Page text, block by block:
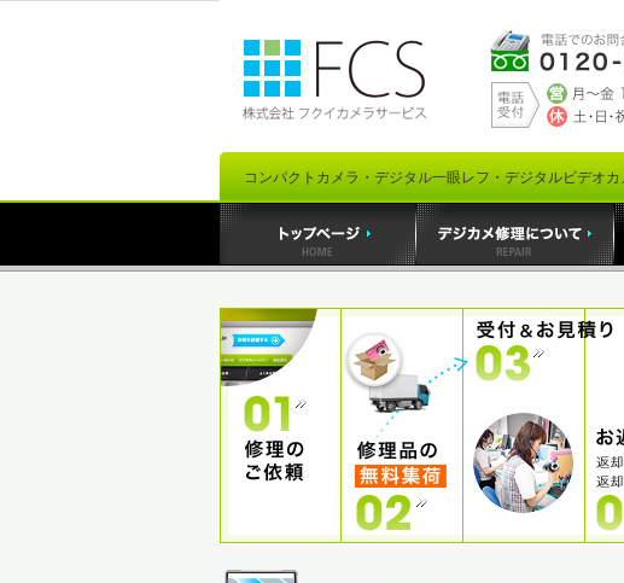
コンパクトカメラ・デジタル一眼レフ・デジタルビデオ